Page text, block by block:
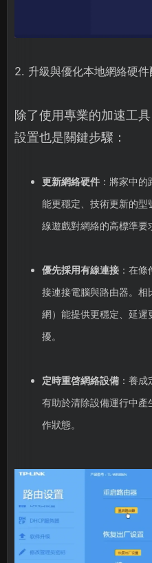
2. 升級與優化本地網絡硬件
除了使用專業的加速工
設置也是關鍵步驟：
更新網絡硬件：將家中的
能更穩定、技術更新的
線遊戲對網絡的高標準要
優先採用有線連接：在條
接連接電腦與路由器。相
網）能提供更穩定、延遲
擾。
定時重啓網絡設備：養成
有助於清除設備運行中產
作狀態。